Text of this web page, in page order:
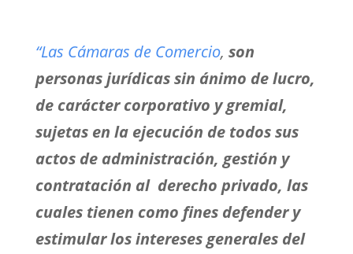
“Las Cámaras de Comercio, son
personas jurídicas sin ánimo de lucro,
de carácter corporativo y gremial,
sujetas en la ejecución de todos sus
actos de administración, gestión y
contratación al derecho privado, las
cuales tienen como fines defender y
estimular los intereses generales del